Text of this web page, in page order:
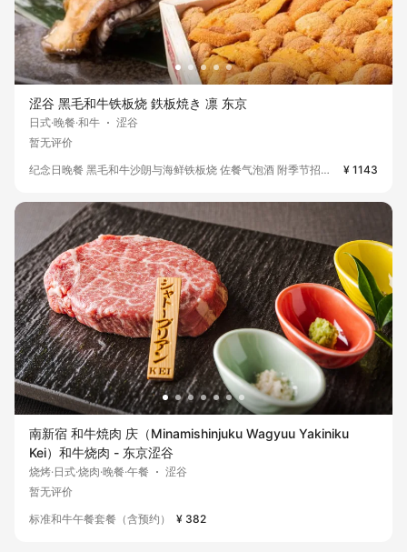
涩谷 黑毛和牛铁板烧 鉄板焼き 凛 东京
日式·晚餐·和牛
涩谷
暂无评价
纪念日晚餐 黑毛和牛沙朗与海鲜铁板烧 佐餐气泡酒 附季节招牌菜(含预约)
¥ 1143
南新宿 和牛焼肉 庆（Minamishinjuku Wagyuu Yakiniku
Kei）和牛烧肉 - 东京涩谷
烧烤·日式·烧肉·晚餐·午餐
涩谷
暂无评价
标准和牛午餐套餐（含预约）
¥ 382